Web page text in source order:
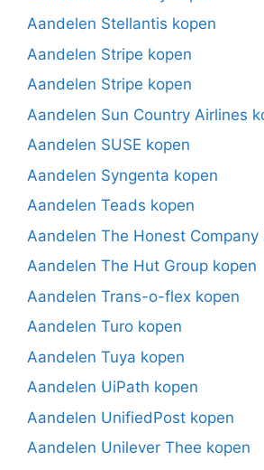
Aandelen Stellantis kopen
Aandelen Stripe kopen
Aandelen Stripe kopen
Aandelen Sun Country Airlines
Aandelen SUSE kopen
Aandelen Syngenta kopen
Aandelen Teads kopen
Aandelen The Honest Company
Aandelen The Hut Group kopen
Aandelen Trans-o-flex kopen
Aandelen Turo kopen
Aandelen Tuya kopen
Aandelen UiPath kopen
Aandelen UnifiedPost kopen
Aandelen Unilever Thee kopen